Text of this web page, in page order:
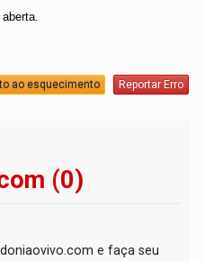
ao esquecimento Reportar Erro
(0)
e faça seu